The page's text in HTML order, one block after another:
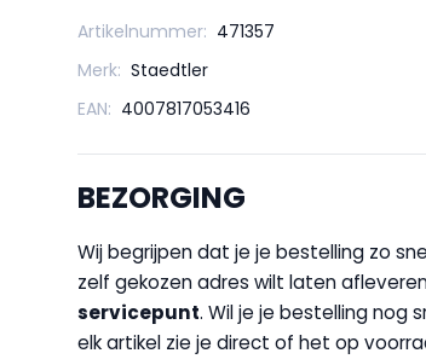
Artikelnummer: 471357
Merk: Staedtler
EAN: 4007817053416
BEZORGING
Wij begrijpen dat je je bestelling zo
zelf gekozen adres wilt laten
servicepunt. Wil je je bestelling nog
elk artikel zie je direct of het op